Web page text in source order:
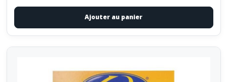
Ajouter au panier